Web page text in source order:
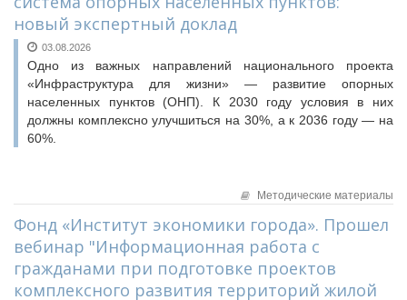
новый экспертный доклад
03.08.2026
Одно из важных направлений национального проекта
«Инфраструктура для жизни‎»‎ — развитие опорных
населенных пунктов (ОНП). К 2030 году условия в них
должны комплексно улучшиться на 30%, а к 2036 году — на
60%.
Методические материалы
Фонд «Институт экономики города». Прошел
вебинар "Информационная работа с
гражданами при подготовке проектов
комплексного развития территорий жилой